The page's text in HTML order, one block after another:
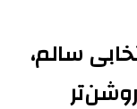
سالم،